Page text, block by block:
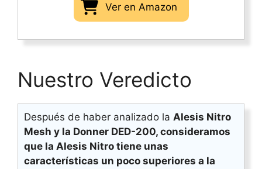
Ver en Amazon
Nuestro Veredicto
Después de haber analizado la Alesis Nitro
Mesh y la Donner DED-200, consideramos
que la Alesis Nitro tiene unas
características un poco superiores a la